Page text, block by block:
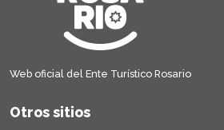
Web oficial del Ente Turístico Rosario
Otros sitios